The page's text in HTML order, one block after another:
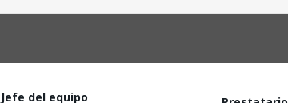
Jefe del equipo